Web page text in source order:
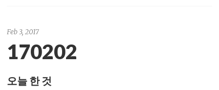
Feb 3, 2017
170202
오늘 한 것